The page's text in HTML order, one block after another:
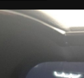
età.